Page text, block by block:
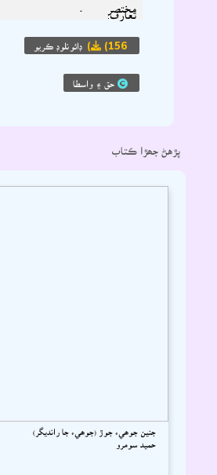
تعارف:
(156) ڊائونلوڊ ڪريو
حق ۽ واسطا
پڙهڻ جھڙا ڪتاب
جنين جوھيء جوڙ (جوھيء جا رانديگر)
حميد سومرو